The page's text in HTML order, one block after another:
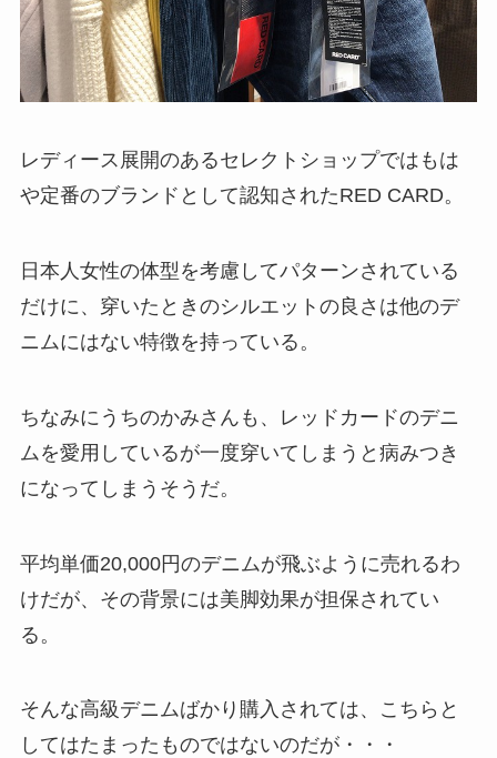
レディース展開のあるセレクトショップではもは
や定番のブランドとして認知されたRED CARD。
日本人女性の体型を考慮してパターンされている
だけに、穿いたときのシルエットの良さは他のデ
ニムにはない特徴を持っている。
ちなみにうちのかみさんも、レッドカードのデニ
ムを愛用しているが一度穿いてしまうと病みつき
になってしまうそうだ。
平均単価20,000円のデニムが飛ぶように売れるわ
けだが、その背景には美脚効果が担保されてい
る。
そんな高級デニムばかり購入されては、こちらと
してはたまったものではないのだが・・・